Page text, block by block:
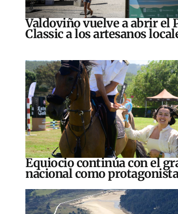
Valdoviño vuelve a abrir el
Classic a los artesanos
Equiocio continúa con el
nacional como protagonista